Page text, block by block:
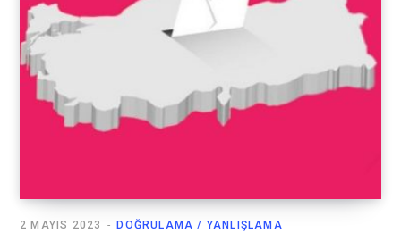
DOĞRULAMA / YANLIŞLAMA
2 MAYIS 2023